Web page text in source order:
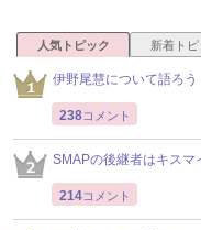
人気トピック 新着トピ
伊野尾慧について語ろう
238コメント
SMAPの後継者はキスマ
214コメント